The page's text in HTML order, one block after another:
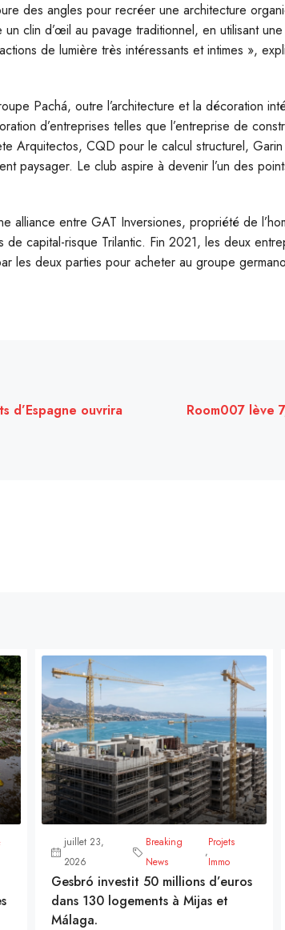
des angles pour recréer une architecture
clin d’œil au pavage traditionnel, en utilisant
de lumière très intéressants et intimes »,
Pachá, outre l’architecture et la décoration
d’entreprises telles que l’entreprise de
Arquitectos, CQD pour le calcul structurel,
paysager. Le club aspire à devenir l’un des
alliance entre GAT Inversiones, propriété de
capital-risque Trilantic. Fin 2021, les deux
les deux parties pour acheter au groupe
d’Espagne ouvrira
Room007 lève
juillet 23,
2026
Breaking
News
,
Projets
Immo
Gesbró investit 50 millions d’euros
dans 130 logements à Mijas et
Málaga.